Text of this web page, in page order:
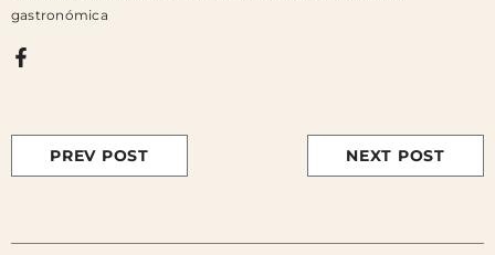
gastronómica
PREV POST NEXT POST